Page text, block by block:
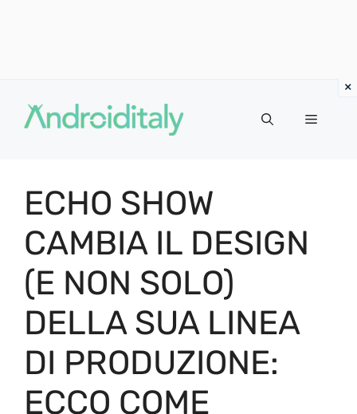
contenuto
MENU
ECHO SHOW
CAMBIA IL DESIGN
(E NON SOLO)
DELLA SUA LINEA
DI PRODUZIONE:
ECCO COME